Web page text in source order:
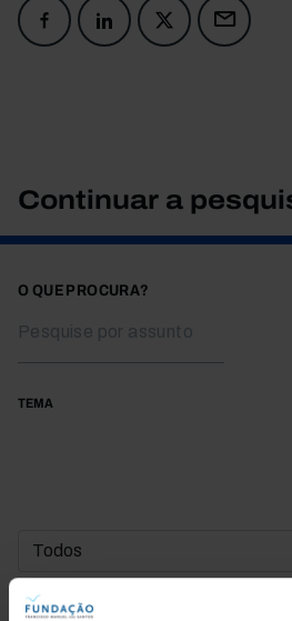
Continuar a
O QUE PROCURA?
TEMA
DATA DE INÍCIO